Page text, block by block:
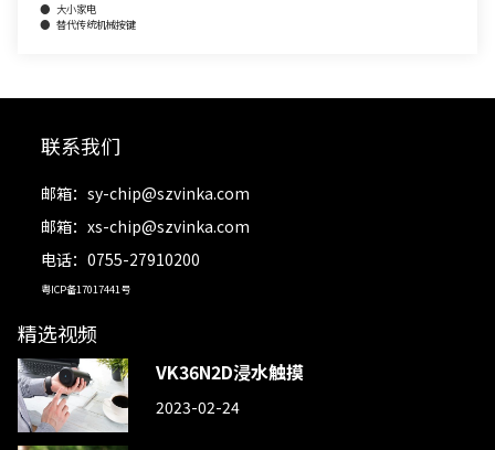
● 大小家电
● 替代传统机械按键
联系我们
邮箱： sy-chip@szvinka.com
邮箱： xs-chip@szvinka.com
电话：0755-27910200
粤ICP备17017441号
精选视频
VK36N2D浸水触摸
2023-02-24